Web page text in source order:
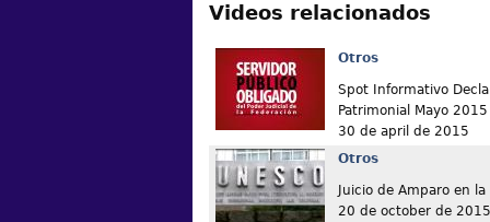
Videos relacionados
Otros
Spot Informativo
Patrimonial Mayo 2015
30 de april de 2015
Otros
Juicio de Amparo en
20 de october de 2015